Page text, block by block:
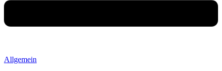
Allgemein